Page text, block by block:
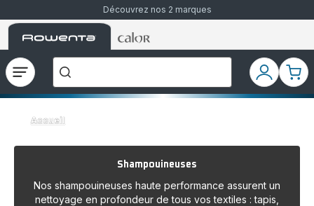
Découvrez nos 2 marques
Accueil
Rowenta
Accueil
Rowenta
Ouvrir
le
recherchez-
vous
Mon
compte
Mon
Accueil
Shampouineuses
Nos shampouineuses haute performance assurent un
nettoyage en profondeur de tous vos textiles : tapis,